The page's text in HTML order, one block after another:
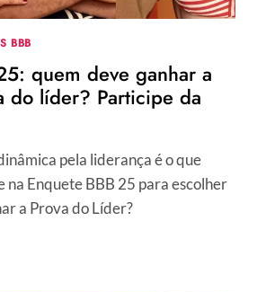
BBB
quem deve ganhar a
do líder? Participe da
pela liderança é o que
na Enquete BBB 25 para escolher
a Prova do Líder?